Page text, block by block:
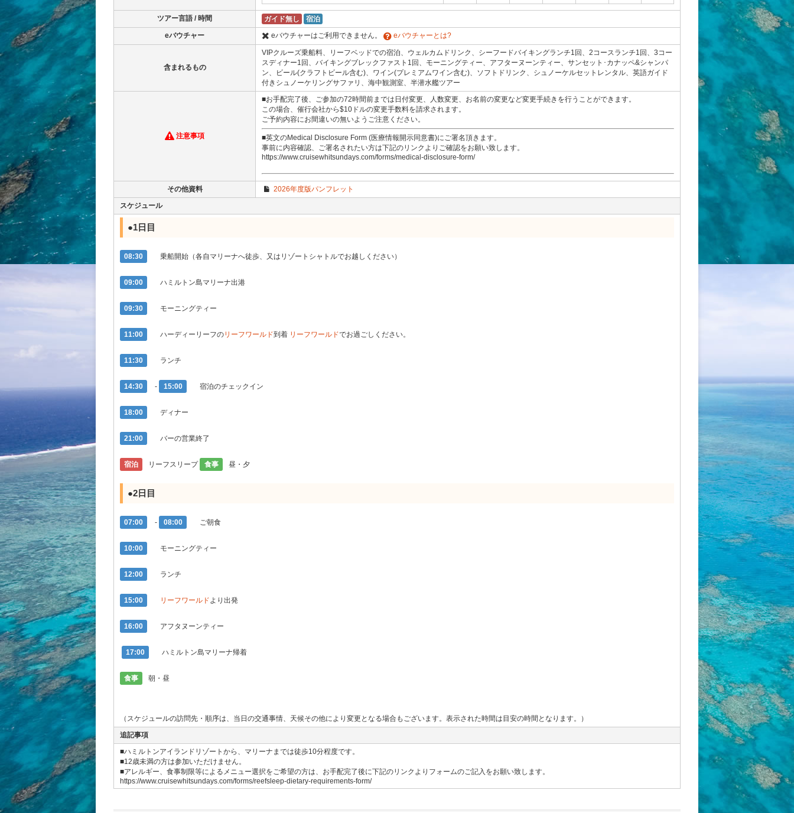
ツアー言語 / 時間 ガイド無し
宿泊
eバウチャー
eバウチャーはご利用できません。 eバウチャーとは?
含まれるもの
VIPクルーズ乗船料、リーフベッドでの宿泊、ウェルカムドリンク、シーフードバイキングランチ1回、2コースランチ1回、3コー
スディナー1回、バイキングブレックファスト1回、モーニングティー、アフターヌーンティー、サンセット･カナッペ&シャンパ
ン、ビール(クラフトビール含む)、ワイン(プレミアムワイン含む)、ソフトドリンク、シュノーケルセットレンタル、英語ガイド
付きシュノーケリングサファリ、海中観測室、半潜水艦ツアー
注意事項
■お手配完了後、ご参加の72時間前までは日付変更、人数変更、お名前の変更など変更手続きを行うことができます。
この場合、催行会社から$10ドルの変更手数料を請求されます。
ご予約内容にお間違いの無いようご注意ください。
■英文のMedical Disclosure Form (医療情報開示同意書)にご署名頂きます。
事前に内容確認、ご署名されたい方は下記のリンクよりご確認をお願い致します。
https://www.cruisewhitsundays.com/forms/medical-disclosure-form/
その他資料
2026年度版パンフレット
スケジュール
●1日目
08:30 乗船開始（各自マリーナへ徒歩、又はリゾートシャトルでお越しください）
09:00 ハミルトン島マリーナ出港
09:30 モーニングティー
11:00 ハーディーリーフのリーフワールド到着 リーフワールドでお過ごしください。
11:30 ランチ
14:30 - 15:00 宿泊のチェックイン
18:00 ディナー
21:00 バーの営業終了
宿泊 リーフスリープ 食事 昼・夕
●2日目
07:00 - 08:00 ご朝食
10:00 モーニングティー
12:00 ランチ
15:00 リーフワールドより出発
16:00 アフタヌーンティー
17:00 ハミルトン島マリーナ帰着
食事 朝・昼
（スケジュールの訪問先・順序は、当日の交通事情、天候その他により変更となる場合もございます。表示された時間は目安の時間となります。）
追記事項
■ハミルトンアイランドリゾートから、マリーナまでは徒歩10分程度です。
■12歳未満の方は参加いただけません。
■アレルギー、食事制限等によるメニュー選択をご希望の方は、お手配完了後に下記のリンクよりフォームのご記入をお願い致します。
https://www.cruisewhitsundays.com/forms/reefsleep-dietary-requirements-form/